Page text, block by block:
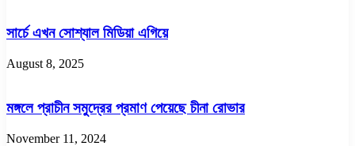
সার্চে এখন সোশ্যাল মিডিয়া এগিয়ে
August 8, 2025
মঙ্গলে প্রাচীন সমুদ্রের প্রমাণ পেয়েছে চীনা রোভার
November 11, 2024